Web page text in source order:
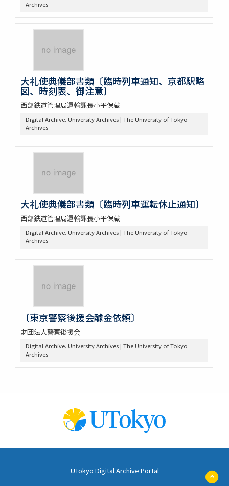
Archives
大礼使典儀部書類〔臨時列車通知、京都駅略
図、時刻表、御注意〕
西部鉄道管理局運輸課長小平保蔵
Digital Archive. University Archives | The University of Tokyo
Archives
大礼使典儀部書類〔臨時列車運転休止通知〕
西部鉄道管理局運輸課長小平保蔵
Digital Archive. University Archives | The University of Tokyo
Archives
〔東京警察後援会醵金依頼〕
財団法人警察後援会
Digital Archive. University Archives | The University of Tokyo
Archives
UTokyo Digital Archive Portal
ペ